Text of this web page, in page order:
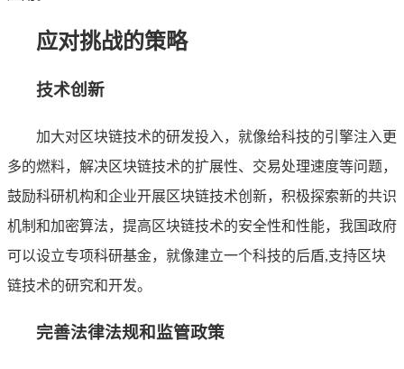
应对挑战的策略
技术创新
加大对区块链技术的研发投入，就像给科技的引擎注入更
多的燃料，解决区块链技术的扩展性、交易处理速度等问题，
鼓励科研机构和企业开展区块链技术创新，积极探索新的共识
机制和加密算法，提高区块链技术的安全性和性能，我国政府
可以设立专项科研基金，就像建立一个科技的后盾,支持区块
链技术的研究和开发。
完善法律法规和监管政策